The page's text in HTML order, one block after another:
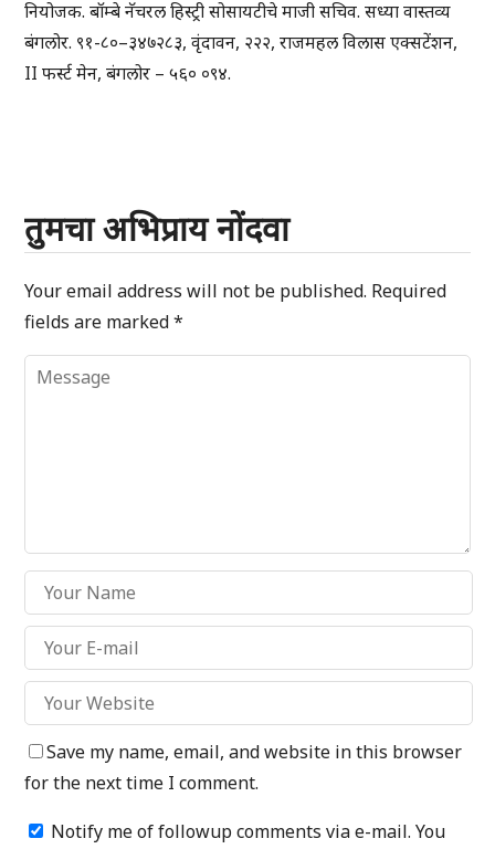
नियोजक. बॉम्बे नॅचरल हिस्ट्री सोसायटीचे माजी सचिव. सध्या वास्तव्य
बंगलोर. ९१-८०–३४७२८३, वृंदावन, २२२, राजमहल विलास एक्सटेंशन,
II फर्स्ट मेन, बंगलोर – ५६० ०९४.
तुमचा अभिप्राय नोंदवा
Your email address will not be published. Required
fields are marked*
Save my name, email, and website in this browser
for the next time I comment.
Notify me of followup comments via e-mail. You